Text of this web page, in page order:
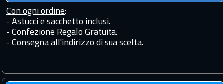
Con ogni ordine:
- Astucci e sacchetto inclusi.
- Confezione Regalo Gratuita.
- Consegna all'indirizzo di sua scelta.